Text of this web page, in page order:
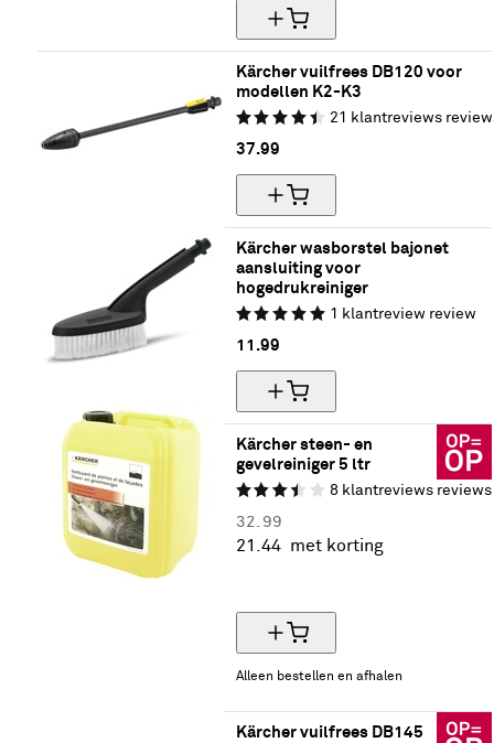
Kärcher vuilfrees DB120 voor
modellen K2-K3
21 klantreviews
37.99
Kärcher wasborstel bajonet
aansluiting voor
hogedrukreiniger
1 klantreview review
11.99
Kärcher steen- en
gevelreiniger 5 ltr
8 klantreviews reviews
32. 99
21. 44 met korting
Alleen bestellen en afhalen
Kärcher vuilfrees DB145